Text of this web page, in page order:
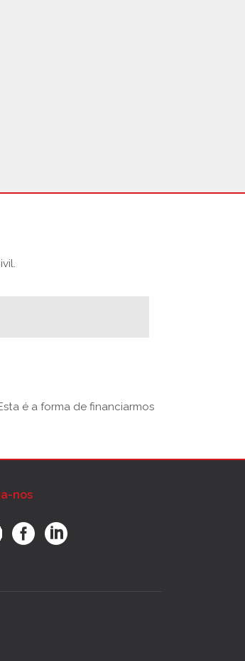
é a forma de financiarmos
nos